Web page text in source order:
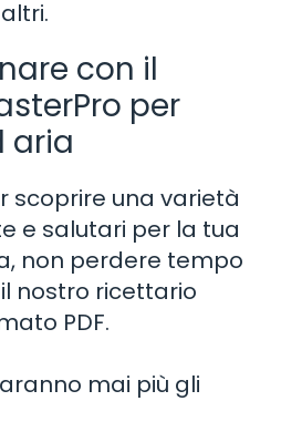
con il
per
aria
scoprire una varietà
e salutari per la tua
non perdere tempo
nostro ricettario
PDF.
mai più gli